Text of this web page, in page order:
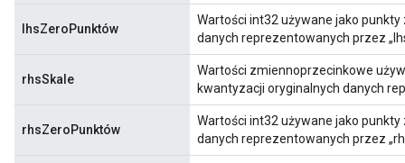
lhsZeroPunktów
Wartości int32 używane jako
danych reprezentowanych przez
rhsSkale
Wartości zmiennoprzecinkowe
kwantyzacji oryginalnych danych
rhsZeroPunktów
Wartości int32 używane jako
danych reprezentowanych przez